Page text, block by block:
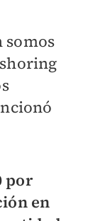
somos
por
en